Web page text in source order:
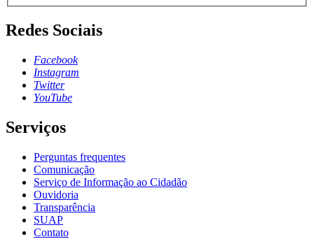
Redes Sociais
Facebook
Instagram
Twitter
YouTube
Serviços
Perguntas frequentes
Comunicação
Serviço de Informação ao Cidadão
Ouvidoria
Transparência
SUAP
Contato